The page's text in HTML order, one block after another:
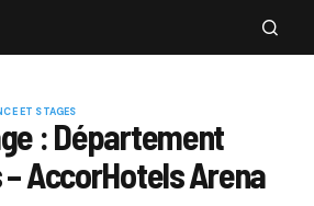
ET STAGES
: Département
AccorHotels Arena